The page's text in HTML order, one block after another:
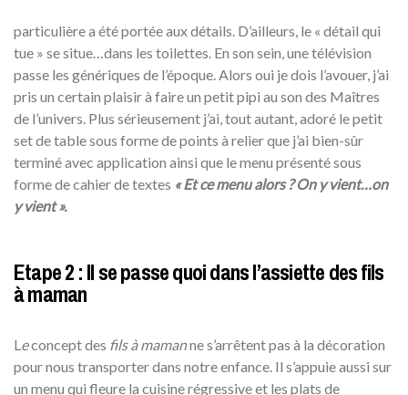
particulière a été portée aux détails. D’ailleurs, le « détail qui
tue » se situe…dans les toilettes. En son sein, une télévision
passe les génériques de l’époque. Alors oui je dois l’avouer, j’ai
pris un certain plaisir à faire un petit pipi au son des Maîtres
de l’univers. Plus sérieusement j’ai, tout autant, adoré le petit
set de table sous forme de points à relier que j’ai bien-sûr
terminé avec application ainsi que le menu présenté sous
forme de cahier de textes « Et ce menu alors ? On y vient…on
y vient ».
Etape 2 : Il se passe quoi dans l’assiette des fils
à maman
Leconcept des fils à mamanne s’arrêtent pas à la décoration
pour nous transporter dans notre enfance. Il s’appuie aussi sur
un menu qui fleure la cuisine régressive et les plats de